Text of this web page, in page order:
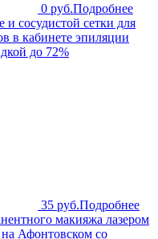
0 руб.Подробнее
сосудистой сетки для
в кабинете эпиляции
до 72%
35 руб.Подробнее
макияжа лазером
Афонтовском со